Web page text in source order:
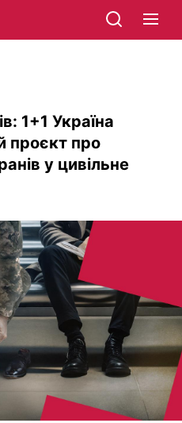
1+1 Україна
проєкт про
у цивільне